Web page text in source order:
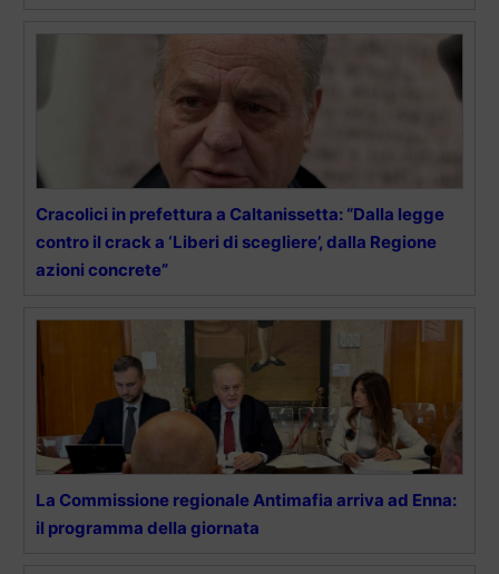
Cracolici in prefettura a Caltanissetta: “Dalla legge
contro il crack a ‘Liberi di scegliere’, dalla Regione
azioni concrete”
La Commissione regionale Antimafia arriva ad Enna:
il programma della giornata